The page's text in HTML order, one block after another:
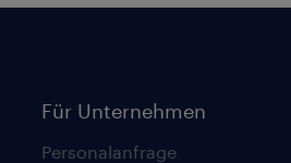
Für Unternehmen
Personalanfrage